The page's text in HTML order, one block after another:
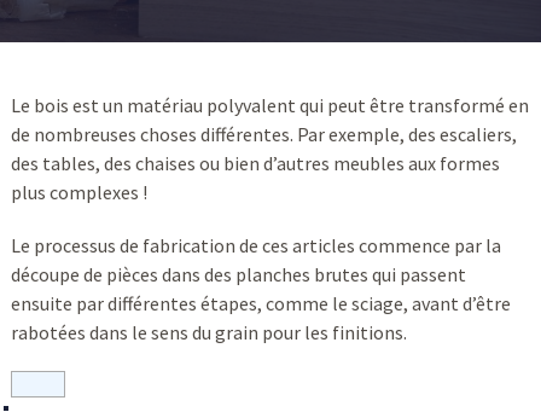
Le bois est un matériau polyvalent qui peut être transformé en
de nombreuses choses différentes. Par exemple, des escaliers,
des tables, des chaises ou bien d’autres meubles aux formes
plus complexes !
Le processus de fabrication de ces articles commence par la
découpe de pièces dans des planches brutes qui passent
ensuite par différentes étapes, comme le sciage, avant d’être
rabotées dans le sens du grain pour les finitions.